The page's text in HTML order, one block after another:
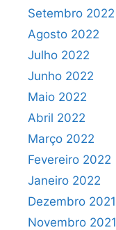
Setembro 2022
Agosto 2022
Julho 2022
Junho 2022
Maio 2022
Abril 2022
Março 2022
Fevereiro 2022
Janeiro 2022
Dezembro 2021
Novembro 2021